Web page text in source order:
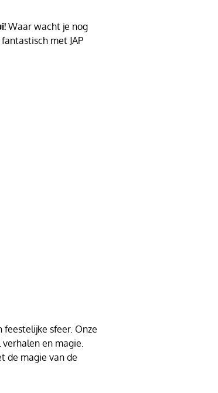
Waar wacht je nog
met JAP
feestelijke sfeer. Onze
en magie.
de magie van de